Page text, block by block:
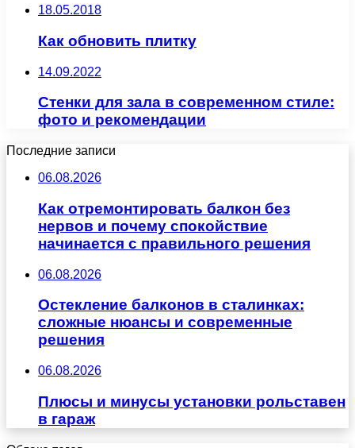
18.05.2018
Как обновить плитку
14.09.2022
Стенки для зала в современном стиле:
фото и рекомендации
Последние записи
06.08.2026
Как отремонтировать балкон без
нервов и почему спокойствие
начинается с правильного решения
06.08.2026
Остекление балконов в сталинках:
сложные нюансы и современные
решения
06.08.2026
Плюсы и минусы установки рольставен
в гараж